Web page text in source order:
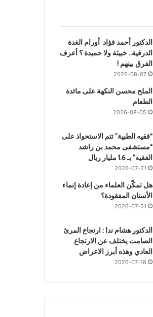
الدكتور أحمد فؤاد أورام الغدة
الدرقية.. خبيثة ولا حميدة ؟ أعرف
الفرق بينهم !
2026-08-07
الملح محسن النكهة على مائدة
الطعام
2026-08-05
“فقيه الطبية” تتم الاستحواذ على
“مستشفى محمد بن راشد
الفقيه” بـ 1.6 مليار ريال
2026-07-21
هل تمكّن العلماء من إعادة إنماء
الأسنان المفقودة؟
2026-07-21
الدكتور هشام ندا : ارتجاع المرئ
الصامت يختلف عن الارتجاع
العادي وهذه أبرز الاعراض
2026-07-18